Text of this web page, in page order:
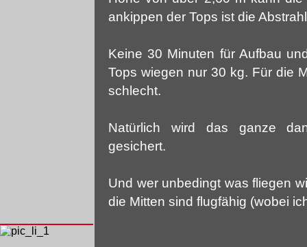
ankippen der Tops ist die
Keine 30 Minuten für Aufbau
Tops wiegen nur 30 kg. Für die
schlecht.
Natürlich wird das ganze
gesichert.
Und wer unbedingt was fliegen
die Mitten sind flugfähig (wobei